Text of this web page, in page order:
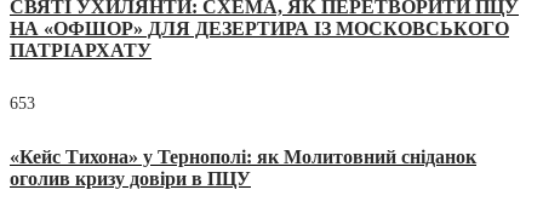
СВЯТІ УХИЛЯНТИ: СХЕМА, ЯК ПЕРЕТВОРИТИ ПЦУ
НА «ОФШОР» ДЛЯ ДЕЗЕРТИРА ІЗ МОСКОВСЬКОГО
ПАТРІАРХАТУ
653
«Кейс Тихона» у Тернополі: як Молитовний сніданок
оголив кризу довіри в ПЦУ